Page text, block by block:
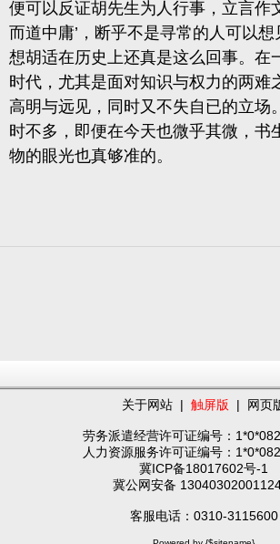
便可以反证胡先生为人行事，立言作
而道中庸’，断乎不是寻常的人可以想
想胡适在历史上还真是这么回事。在
时代，尤其是面对知识与权力的两难
高明与远见，同时又不失自已的立场
时不多，即便在今天也微乎其微，书
物的眼光也真够准的。
关于网站 | 触屏版 | 网页
劳务派遣经营许可证编号：
人力资源服务许可证编号：
冀ICP备18017602号-1
冀公网安备
客服电话：0310-3115600